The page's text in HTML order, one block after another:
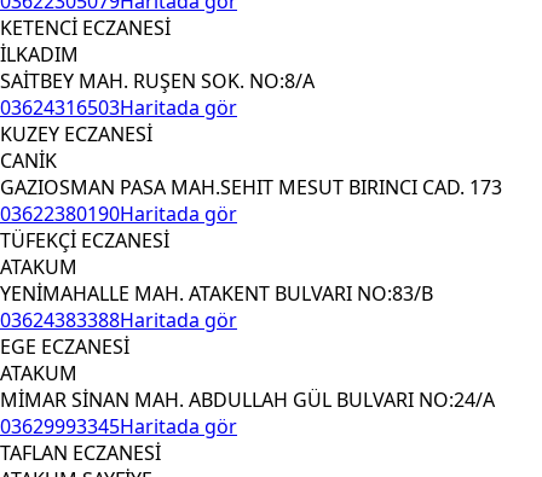
KETENCİ ECZANESİ
İLKADIM
SAİTBEY MAH. RUŞEN SOK. NO:8/A
03624316503Haritada gör
KUZEY ECZANESİ
CANİK
GAZIOSMAN PASA MAH.SEHIT MESUT BIRINCI CAD. 173
03622380190Haritada gör
TÜFEKÇİ ECZANESİ
ATAKUM
YENİMAHALLE MAH. ATAKENT BULVARI NO:83/B
03624383388Haritada gör
EGE ECZANESİ
ATAKUM
MİMAR SİNAN MAH. ABDULLAH GÜL BULVARI NO:24/A
03629993345Haritada gör
TAFLAN ECZANESİ